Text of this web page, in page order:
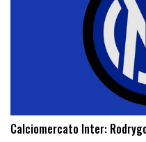
Calciomercato Inter: